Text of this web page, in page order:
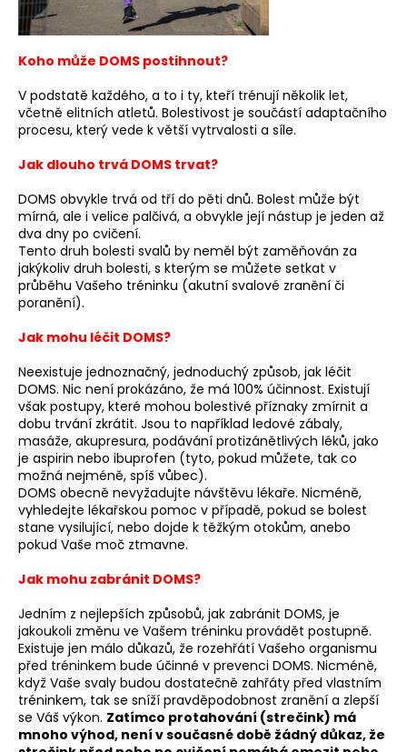
Koho může DOMS postihnout?
V podstatě každého, a to i ty, kteří trénují několik let,
včetně elitních atletů. Bolestivost je součástí adaptačního
procesu, který vede k větší vytrvalosti a síle.
Jak dlouho trvá DOMS trvat?
DOMS obvykle trvá od tří do pěti dnů. Bolest může být
mírná, ale i velice palčivá, a obvykle její nástup je jeden až
dva dny po cvičení.
Tento druh bolesti svalů by neměl být zaměňován za
jakýkoliv druh bolesti, s kterým se můžete setkat v
průběhu Vašeho tréninku (akutní svalové zranění či
poranění).
Jak mohu léčit DOMS?
Neexistuje jednoznačný, jednoduchý způsob, jak léčit
DOMS. Nic není prokázáno, že má 100% účinnost. Existují
však postupy, které mohou bolestivé příznaky zmírnit a
dobu trvání zkrátit. Jsou to například ledové zábaly,
masáže, akupresura, podávání protizánětlivých léků, jako
je aspirin nebo ibuprofen (tyto, pokud můžete, tak co
možná nejméně, spíš vůbec).
DOMS obecně nevyžadujte návštěvu lékaře. Nicméně,
vyhledejte lékařskou pomoc v případě, pokud se bolest
stane vysilující, nebo dojde k těžkým otokům, anebo
pokud Vaše moč ztmavne.
Jak mohu zabránit DOMS?
Jedním z nejlepších způsobů, jak zabránit DOMS, je
jakoukoli změnu ve Vašem tréninku provádět postupně.
Existuje jen málo důkazů, že rozehřátí Vašeho organismu
před tréninkem bude účinné v prevenci DOMS. Nicméně,
když Vaše svaly budou dostatečně zahřáty před vlastním
tréninkem, tak se sníží pravděpodobnost zranění a zlepší
se Váš výkon. Zatímco protahování (strečink) má
mnoho výhod, není v současné době žádný důkaz, že
BĚŽECKÁ
OBUV
JOMA
R.SUPER
CROSS
2627
1
999
Kč
2
499
Kč